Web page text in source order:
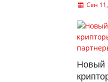
Сен
Новый